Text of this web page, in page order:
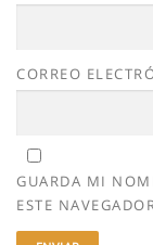
CORREO
GUARDA MI
ESTE